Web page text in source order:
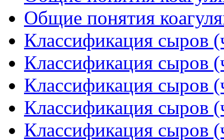
Общие понятия
Классификация сыров
Классификация сыров
Классификация сыров
Классификация сыров
Классификация сыров